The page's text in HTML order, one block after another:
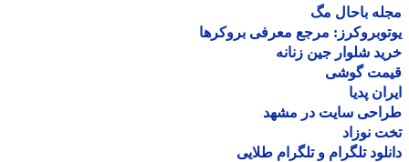
باحال مگ
مرجع معرفی بروکرها
شلوار جین زنانه
گوشی
پدیا
سایت در مشهد
نوزاد
تلگرام و تلگرام طلایی